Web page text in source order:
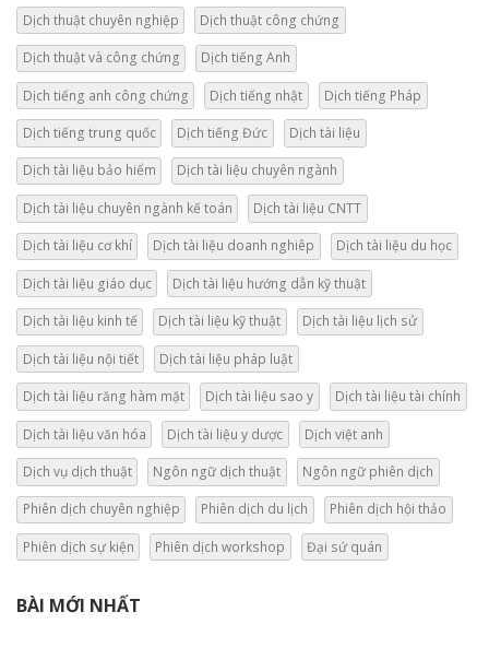
Dịch thuật chuyên nghiệp Dịch thuật công chứng
Dịch thuật và công chứng Dịch tiếng Anh
Dịch tiếng anh công chứng Dịch tiếng nhật Dịch tiếng Pháp
Dịch tiếng trung quốc Dịch tiếng Đức Dịch tài liệu
Dịch tài liệu bảo hiểm Dịch tài liệu chuyên ngành
Dịch tài liệu chuyên ngành kế toán Dịch tài liệu CNTT
Dịch tài liệu cơ khí Dịch tài liệu doanh nghiêp Dịch tài liệu du học
Dịch tài liệu giáo dục Dịch tài liệu hướng dẫn kỹ thuật
Dịch tài liệu kinh tế Dịch tài liệu kỹ thuật Dịch tài liệu lịch sử
Dịch tài liệu nội tiết Dịch tài liệu pháp luật
Dịch tài liệu răng hàm mặt Dịch tài liệu sao y Dịch tài liệu tài chính
Dịch tài liệu văn hóa Dịch tài liệu y dược Dịch việt anh
Dịch vụ dịch thuật Ngôn ngữ dịch thuật Ngôn ngữ phiên dịch
Phiên dịch chuyên nghiệp Phiên dịch du lịch Phiên dịch hội thảo
Phiên dịch sự kiện Phiên dịch workshop Đại sứ quán
BÀI MỚI NHẤT